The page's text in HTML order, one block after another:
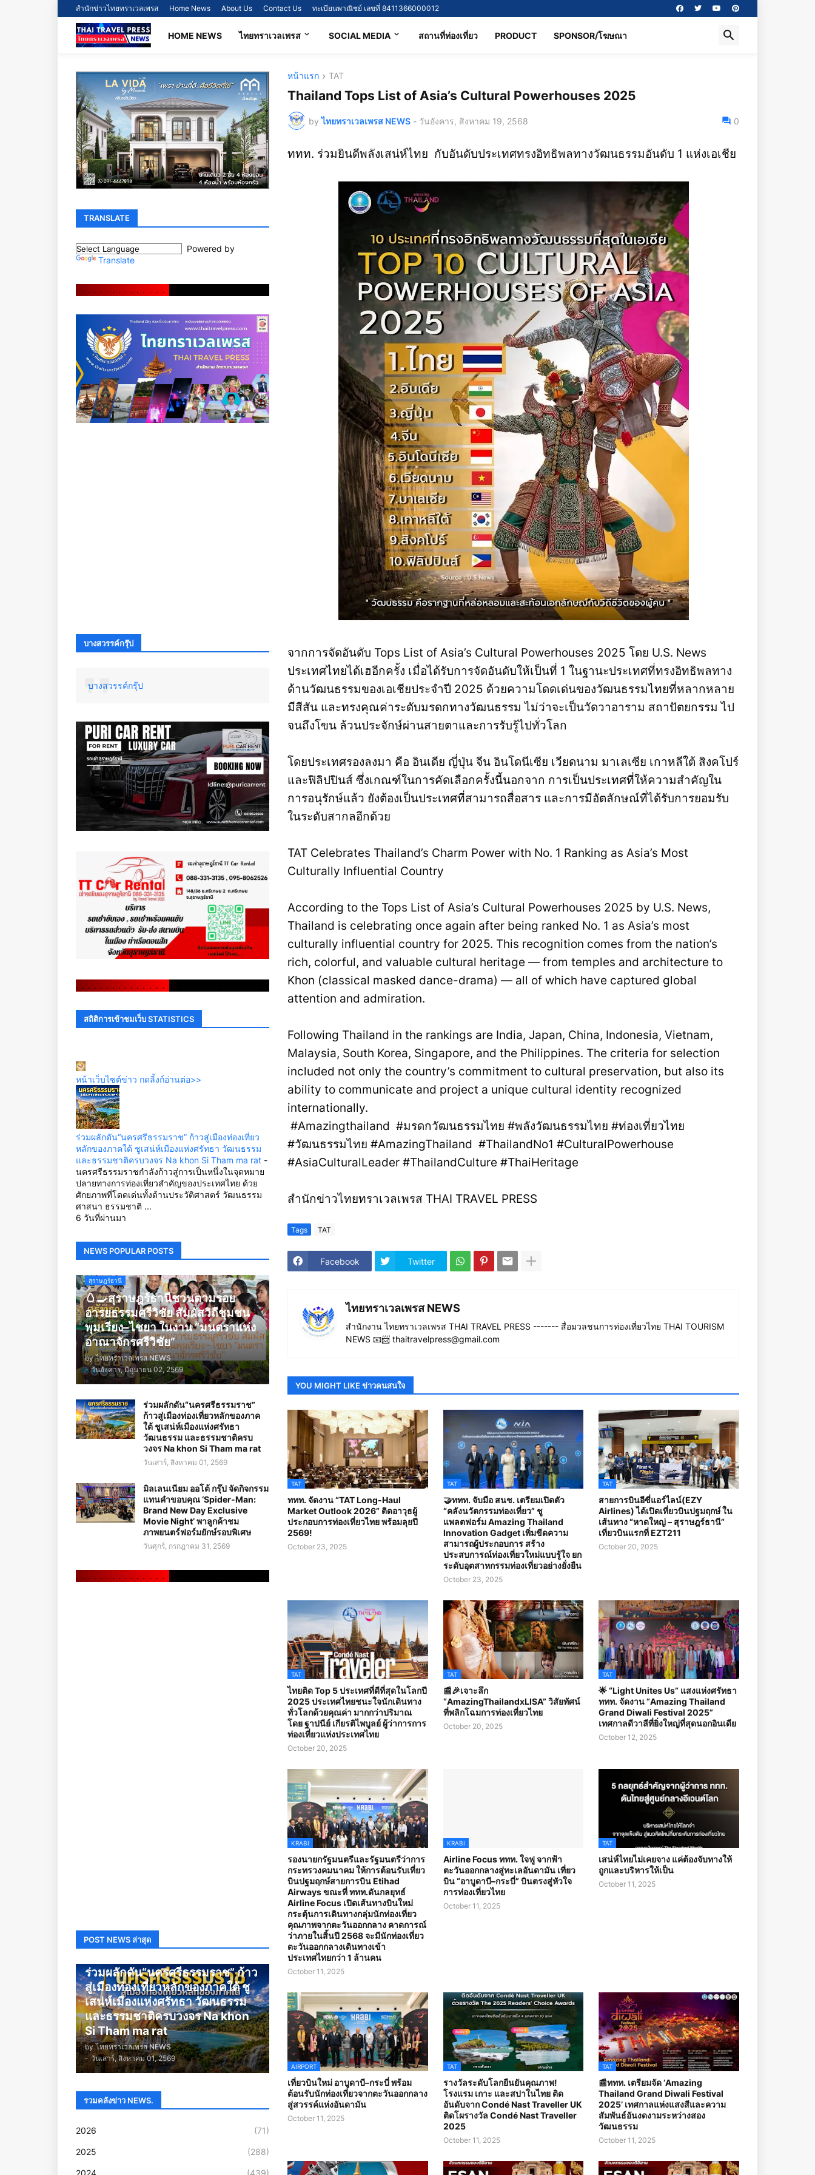
สำนักข่าวไทยทราเวลเพรส Home News About Us Contact Us ทะเบียนพาณิชย์ เลขที่ 8411366000012
HOME NEWS ไทยทราเวลเพรส SOCIAL MEDIA สถานที่ท่องเที่ยว PRODUCT SPONSOR/โฆษณา
หน้าแรก TAT
Thailand Tops List of Asia’s Cultural Powerhouses 2025
by ไทยทราเวลเพรส NEWS - วันอังคาร, สิงหาคม 19, 2568 0
ททท. ร่วมยินดีพลังเสน่ห์ไทย กับอันดับประเทศทรงอิทธิพลทางวัฒนธรรมอันดับ 1 แห่งเอเชีย
จากการจัดอันดับ Tops List of Asia’s Cultural Powerhouses 2025 โดย U.S. News
ประเทศไทยได้เฮอีกครั้ง เมื่อได้รับการจัดอันดับให้เป็นที่ 1 ในฐานะประเทศที่ทรงอิทธิพลทาง
ด้านวัฒนธรรมของเอเชียประจำปี 2025 ด้วยความโดดเด่นของวัฒนธรรมไทยที่หลากหลาย
มีสีสัน และทรงคุณค่าระดับมรดกทางวัฒนธรรม ไม่ว่าจะเป็นวัดวาอาราม สถาปัตยกรรม ไป
จนถึงโขน ล้วนประจักษ์ผ่านสายตาและการรับรู้ไปทั่วโลก
โดยประเทศรองลงมา คือ อินเดีย ญี่ปุ่น จีน อินโดนีเซีย เวียดนาม มาเลเซีย เกาหลีใต้ สิงคโปร์
และฟิลิปปินส์ ซึ่งเกณฑ์ในการคัดเลือกครั้งนี้นอกจาก การเป็นประเทศที่ให้ความสำคัญใน
การอนุรักษ์แล้ว ยังต้องเป็นประเทศที่สามารถสื่อสาร และการมีอัตลักษณ์ที่ได้รับการยอมรับ
ในระดับสากลอีกด้วย
TAT Celebrates Thailand’s Charm Power with No. 1 Ranking as Asia’s Most
Culturally Influential Country
According to the Tops List of Asia’s Cultural Powerhouses 2025 by U.S. News,
Thailand is celebrating once again after being ranked No. 1 as Asia’s most
culturally influential country for 2025. This recognition comes from the nation’s
rich, colorful, and valuable cultural heritage — from temples and architecture to
Khon (classical masked dance-drama) — all of which have captured global
attention and admiration.
Following Thailand in the rankings are India, Japan, China, Indonesia, Vietnam,
Malaysia, South Korea, Singapore, and the Philippines. The criteria for selection
included not only the country’s commitment to cultural preservation, but also its
ability to communicate and project a unique cultural identity recognized
internationally.
#Amazingthailand #มรดกวัฒนธรรมไทย #พลังวัฒนธรรมไทย #ท่องเที่ยวไทย
#วัฒนธรรมไทย #AmazingThailand #ThailandNo1 #CulturalPowerhouse
#AsiaCulturalLeader #ThailandCulture #ThaiHeritage
สำนักข่าวไทยทราเวลเพรส THAI TRAVEL PRESS
Tags TAT
Facebook Twitter
ไทยทราเวลเพรส NEWS
สำนักงาน ไทยทราเวลเพรส THAI TRAVEL PRESS ------- สื่อมวลชนการท่องเที่ยวไทย THAI TOURISM
NEWS 📧📨 thaitravelpress@gmail.com
YOU MIGHT LIKE ข่าวคนสนใจ
TAT
ททท. จัดงาน “TAT Long-Haul
Market Outlook 2026” ติดอาวุธผู้
ประกอบการท่องเที่ยวไทย พร้อมลุยปี
2569!
October 23, 2025
TAT
🤝ททท. จับมือ สนช. เตรียมเปิดตัว
“คลังนวัตกรรมท่องเที่ยว” ชู
แพลตฟอร์ม Amazing Thailand
Innovation Gadget เพิ่มขีดความ
สามารถผู้ประกอบการ สร้าง
ประสบการณ์ท่องเที่ยวใหม่แบบรู้ใจ ยก
ระดับอุตสาหกรรมท่องเที่ยวอย่างยั่งยืน
October 23, 2025
TAT
สายการบินอีซี่แอร์ไลน์(EZY
Airlines) ได้เปิดเที่ยวบินปฐมฤกษ์ ใน
เส้นทาง “หาดใหญ่ – สุราษฎร์ธานี”
เที่ยวบินแรกที่ EZT211
October 20, 2025
TAT
ไทยติด Top 5 ประเทศที่ดีที่สุดในโลกปี
2025 ประเทศไทยชนะใจนักเดินทาง
ทั่วโลกด้วยคุณค่า มากกว่าปริมาณ
โดย ฐาปนีย์ เกียรติไพบูลย์ ผู้ว่าการการ
ท่องเที่ยวแห่งประเทศไทย
October 20, 2025
TAT
📰🎉เจาะลึก
“AmazingThailandxLISA” วิสัยทัศน์
ที่พลิกโฉมการท่องเที่ยวไทย
October 20, 2025
TAT
🌟 “Light Unites Us” แสงแห่งศรัทธา
ททท. จัดงาน “Amazing Thailand
Grand Diwali Festival 2025”
เทศกาลดีวาลีที่ยิ่งใหญ่ที่สุดนอกอินเดีย
October 12, 2025
KRABI
รองนายกรัฐมนตรีและรัฐมนตรีว่าการ
กระทรวงคมนาคม ให้การต้อนรับเที่ยว
บินปฐมฤกษ์สายการบิน Etihad
Airways ขณะที่ ททท.ดันกลยุทธ์
Airline Focus เปิดเส้นทางบินใหม่
กระตุ้นการเดินทางกลุ่มนักท่องเที่ยว
คุณภาพจากตะวันออกกลาง คาดการณ์
ว่าภายในสิ้นปี 2568 จะมีนักท่องเที่ยว
ตะวันออกกลางเดินทางเข้า
ประเทศไทยกว่า 1 ล้านคน
October 11, 2025
KRABI
Airline Focus ททท. ใจฟู จากฟ้า
ตะวันออกกลางสู่ทะเลอันดามัน เที่ยว
บิน “อาบูดาบี–กระบี่” บินตรงสู่หัวใจ
การท่องเที่ยวไทย
October 11, 2025
TAT
เสน่ห์ไทยไม่เคยจาง แค่ต้องจับทางให้
ถูกและบริหารให้เป็น
October 11, 2025
AIRPORT
เที่ยวบินใหม่ อาบูดาบี–กระบี่ พร้อม
ต้อนรับนักท่องเที่ยวจากตะวันออกกลาง
สู่สวรรค์แห่งอันดามัน
October 11, 2025
TAT
รางวัลระดับโลกยืนยันคุณภาพ!
โรงแรม เกาะ และสปาในไทย ติด
อันดับจาก Condé Nast Traveller UK
ติดโผรางวัล Condé Nast Traveller
2025
October 11, 2025
TAT
📰ททท. เตรียมจัด ‘Amazing
Thailand Grand Diwali Festival
2025’ เทศกาลแห่งแสงสีและความ
สัมพันธ์อันงดงามระหว่างสอง
วัฒนธรรม
October 11, 2025
TRANSLATE
Powered by
Translate
. . . . . . . . . . . . . . .
บางสวรรค์กรุ๊ป
บางสวรรค์กรุ๊ป
. . . . . . . . . . . . . . .
สถิติการเข้าชมเว็บ STATISTICS
หน้าเว็บไซต์ข่าว กดลิ้งก์อ่านต่อ>>
ร่วมผลักดัน“นครศรีธรรมราช” ก้าวสู่เมืองท่องเที่ยว
หลักของภาคใต้ ชูเสน่ห์เมืองแห่งศรัทธา วัฒนธรรม
และธรรมชาติครบวงจร Na khon Si Tham ma rat -
นครศรีธรรมราชกำลังก้าวสู่การเป็นหนึ่งในจุดหมาย
ปลายทางการท่องเที่ยวสำคัญของประเทศไทย ด้วย
ศักยภาพที่โดดเด่นทั้งด้านประวัติศาสตร์ วัฒนธรรม
ศาสนา ธรรมชาติ ...
6 วันที่ผ่านมา
NEWS POPULAR POSTS
สุราษฎร์ธานี
🥚🍳สุราษฎร์ธานีชวนตามรอย
อารยธรรมศรีวิชัย สัมผัสวิถีชุมชน
พุมเรียง–ไชยา ในงาน “มนตราแห่ง
อาณาจักรศรีวิชัย”
by ไทยทราเวลเพรส NEWS
- วันอังคาร, มิถุนายน 02, 2569
ร่วมผลักดัน“นครศรีธรรมราช”
ก้าวสู่เมืองท่องเที่ยวหลักของภาค
ใต้ ชูเสน่ห์เมืองแห่งศรัทธา
วัฒนธรรม และธรรมชาติครบ
วงจร Na khon Si Tham ma rat
วันเสาร์, สิงหาคม 01, 2569
มิลเลนเนียม ออโต้ กรุ๊ป จัดกิจกรรม
แทนคำขอบคุณ ‘Spider-Man:
Brand New Day Exclusive
Movie Night’ พาลูกค้าชม
ภาพยนตร์ฟอร์มยักษ์รอบพิเศษ
วันศุกร์, กรกฎาคม 31, 2569
. . . . . . . . . . . . . . .
POST NEWS ล่าสุด
ร่วมผลักดัน“นครศรีธรรมราช” ก้าว
สู่เมืองท่องเที่ยวหลักของภาคใต้ ชู
เสน่ห์เมืองแห่งศรัทธา วัฒนธรรม
และธรรมชาติครบวงจร Na khon
Si Tham ma rat
by ไทยทราเวลเพรส NEWS
- วันเสาร์, สิงหาคม 01, 2569
รวมคลังข่าว NEWS.
2026 (71)
2025 (288)